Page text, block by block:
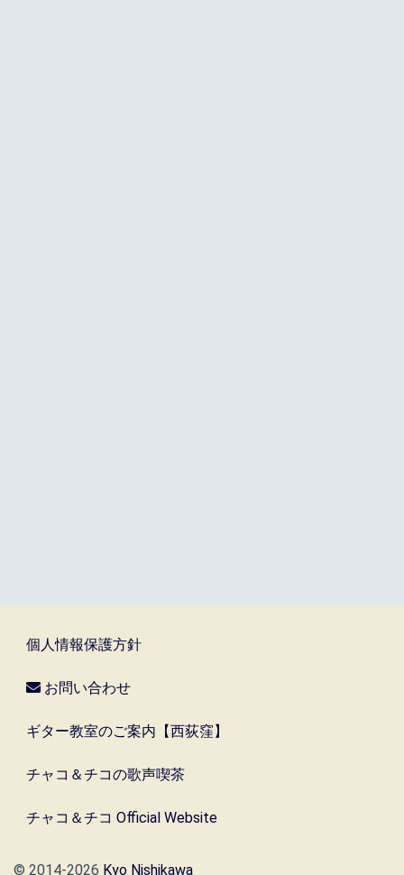
個人情報保護方針
お問い合わせ
ギター教室のご案内【西荻窪】
チャコ＆チコの歌声喫茶
チャコ＆チコ Official Website
© 2014-2026 Kyo Nishikawa